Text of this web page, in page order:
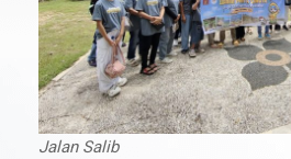
Jalan Salib